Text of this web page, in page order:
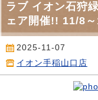
ラブ イオン石狩
ェア開催!! 11/8
2025-11-07
イオン手稲山口店